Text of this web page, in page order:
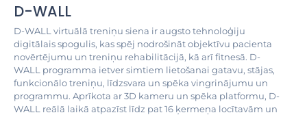
D-WALL
D-WALL virtuālā treniņu siena ir augsto tehnoloģiju
digitālais spogulis, kas spēj nodrošināt objektīvu pacienta
novērtējumu un treniņu rehabilitācijā, kā arī fitnesā. D-
WALL programma ietver simtiem lietošanai gatavu, stājas,
funkcionālo treniņu, līdzsvara un spēka vingrinājumu un
programmu. Aprīkota ar 3D kameru un spēka platformu, D-
WALL reālā laikā atpazīst līdz pat 16 ķermeņa locītavām un